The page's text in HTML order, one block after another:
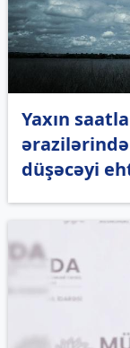
Yaxın
ərazilərində
düşəcəyi